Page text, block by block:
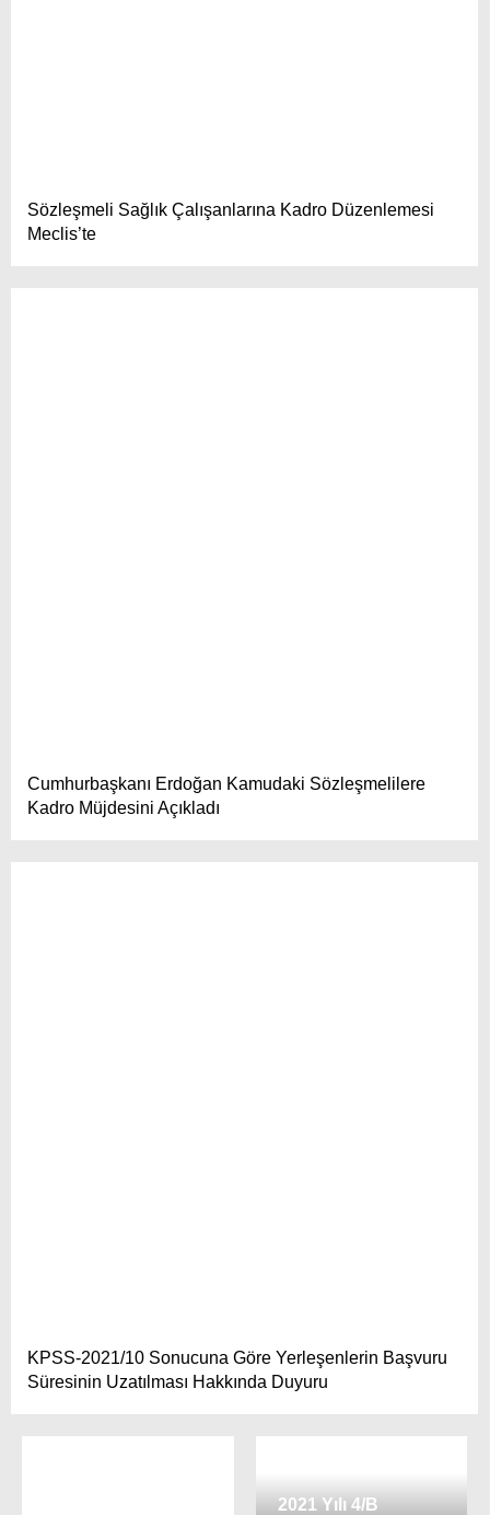
Sözleşmeli Sağlık Çalışanlarına Kadro Düzenlemesi
Meclis’te
Cumhurbaşkanı Erdoğan Kamudaki Sözleşmelilere
Kadro Müjdesini Açıkladı
KPSS-2021/10 Sonucuna Göre Yerleşenlerin Başvuru
Süresinin Uzatılması Hakkında Duyuru
2021 Yılı 4/B